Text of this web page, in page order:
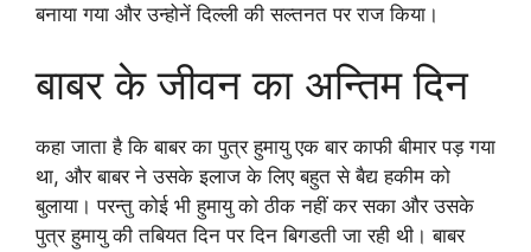
बनाया गया और उन्होनें दिल्ली की सल्तनत पर राज किया।
बाबर के जीवन का अन्तिम दिन
कहा जाता है कि बाबर का पुत्र हुमायु एक बार काफी बीमार पड़ गया
था, और बाबर ने उसके इलाज के लिए बहुत से बैद्य हकीम को
बुलाया। परन्तु कोई भी हुमायु को ठीक नहीं कर सका और उसके
पुत्र हुमायु की तबियत दिन पर दिन बिगडती जा रही थी। बाबर